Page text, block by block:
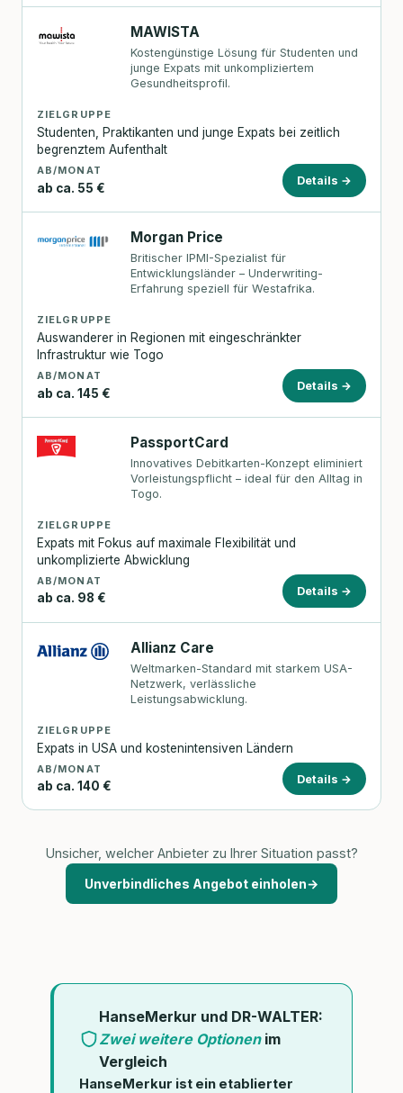
MAWISTA
Kostengünstige Lösung für Studenten und
junge Expats mit unkompliziertem
Gesundheitsprofil.
ZIELGRUPPE
Studenten, Praktikanten und junge Expats bei zeitlich
begrenztem Aufenthalt
AB/MONAT
ab ca. 55 €
Details →
Morgan Price
Britischer IPMI-Spezialist für
Entwicklungsländer – Underwriting-
Erfahrung speziell für Westafrika.
ZIELGRUPPE
Auswanderer in Regionen mit eingeschränkter
Infrastruktur wie Togo
AB/MONAT
ab ca. 145 €
Details →
PassportCard
Innovatives Debitkarten-Konzept eliminiert
Vorleistungspflicht – ideal für den Alltag in
Togo.
ZIELGRUPPE
Expats mit Fokus auf maximale Flexibilität und
unkomplizierte Abwicklung
AB/MONAT
ab ca. 98 €
Details →
Allianz Care
Weltmarken-Standard mit starkem USA-
Netzwerk, verlässliche
Leistungsabwicklung.
ZIELGRUPPE
Expats in USA und kostenintensiven Ländern
AB/MONAT
ab ca. 140 €
Details →
Unsicher, welcher Anbieter zu Ihrer Situation passt?
Unverbindliches Angebot einholen→
HanseMerkur und DR-WALTER:
Zwei weitere Optionenim
Vergleich
HanseMerkur ist ein etablierter